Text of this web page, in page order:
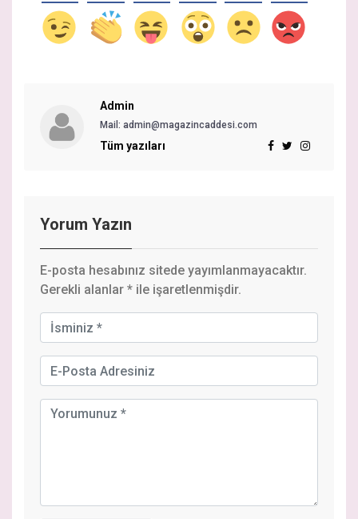
Admin
Mail: admin@magazincaddesi.com
Tüm yazıları
Yorum Yazın
E-posta hesabınız sitede yayımlanmayacaktır.
Gerekli alanlar * ile işaretlenmişdir.